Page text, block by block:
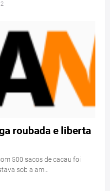
roubada e liberta
500 sacos de cacau foi
sob a am…